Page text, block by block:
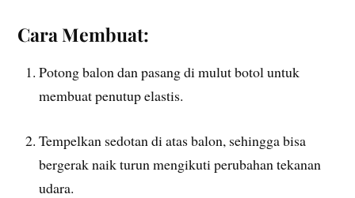
Cara Membuat:
Potong balon dan pasang di mulut botol untuk
membuat penutup elastis.
Tempelkan sedotan di atas balon, sehingga bisa
bergerak naik turun mengikuti perubahan tekanan
udara.